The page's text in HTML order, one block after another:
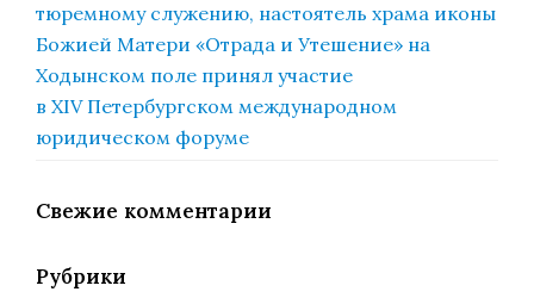
тюремному служению, настоятель храма иконы
Божией Матери «Отрада и Утешение» на
Ходынском поле принял участие
в XIV Петербургском международном
юридическом форуме
Свежие комментарии
Рубрики